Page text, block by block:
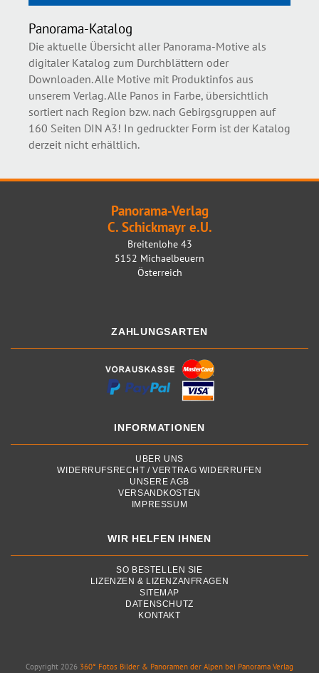
Panorama-Katalog
Die aktuelle Übersicht aller Panorama-Motive als
digitaler Katalog zum Durchblättern oder
Downloaden. Alle Motive mit Produktinfos aus
unserem Verlag. Alle Panos in Farbe, übersichtlich
sortiert nach Region bzw. nach Gebirgsgruppen auf
160 Seiten DIN A3! In gedruckter Form ist der Katalog
derzeit nicht erhältlich.
Panorama-Verlag
C. Schickmayr e.U.
Breitenlohe 43
5152 Michaelbeuern
Österreich
ZAHLUNGSARTEN
INFORMATIONEN
ÜBER UNS
WIDERRUFSRECHT / VERTRAG WIDERRUFEN
UNSERE AGB
VERSANDKOSTEN
IMPRESSUM
WIR HELFEN IHNEN
SO BESTELLEN SIE
LIZENZEN & LIZENZANFRAGEN
SITEMAP
DATENSCHUTZ
KONTAKT
Copyright 2026 360° Fotos Bilder & Panoramen der Alpen bei Panorama Verlag